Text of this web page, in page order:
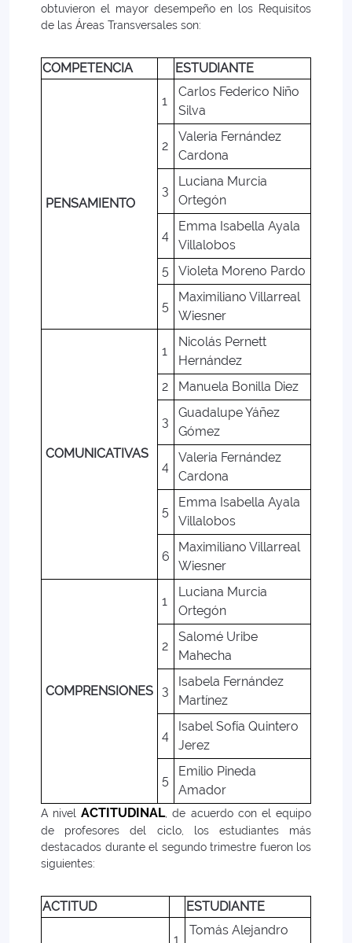
obtuvieron el mayor desempeño en los Requisitos
de las Áreas Transversales son:
COMPETENCIA ESTUDIANTE
PENSAMIENTO
1
Carlos Federico Niño
Silva
2
Valeria Fernández
Cardona
3
Luciana Murcia
Ortegón
4
Emma Isabella Ayala
Villalobos
5
Violeta Moreno Pardo
5
Maximiliano Villarreal
Wiesner
COMUNICATIVAS
1
Nicolás Pernett
Hernández
2
Manuela Bonilla Diez
3
Guadalupe Yáñez
Gómez
4
Valeria Fernández
Cardona
5
Emma Isabella Ayala
Villalobos
6
Maximiliano Villarreal
Wiesner
COMPRENSIONES
1
Luciana Murcia
Ortegón
2
Salomé Uribe
Mahecha
3
Isabela Fernández
Martínez
4
Isabel Sofía Quintero
Jerez
5
Emilio Pineda
Amador
A nivelACTITUDINAL, de acuerdo con el equipo
de profesores del ciclo, los estudiantes más
destacados durante el segundo trimestre fueron los
siguientes:
ACTITUD ESTUDIANTE
1
Tomás Alejandro